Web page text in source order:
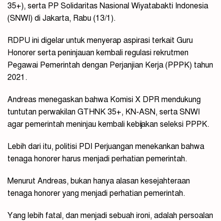
35+), serta PP Solidaritas Nasional Wiyatabakti Indonesia
(SNWI) di Jakarta, Rabu (13/1).
RDPU ini digelar untuk menyerap aspirasi terkait Guru
Honorer serta peninjauan kembali regulasi rekrutmen
Pegawai Pemerintah dengan Perjanjian Kerja (PPPK) tahun
2021.
Andreas menegaskan bahwa Komisi X DPR mendukung
tuntutan perwakilan GTHNK 35+, KN-ASN, serta SNWI
agar pemerintah meninjau kembali kebijakan seleksi PPPK.
Lebih dari itu, politisi PDI Perjuangan menekankan bahwa
tenaga honorer harus menjadi perhatian pemerintah.
Menurut Andreas, bukan hanya alasan kesejahteraan
tenaga honorer yang menjadi perhatian pemerintah.
Yang lebih fatal, dan menjadi sebuah ironi, adalah persoalan